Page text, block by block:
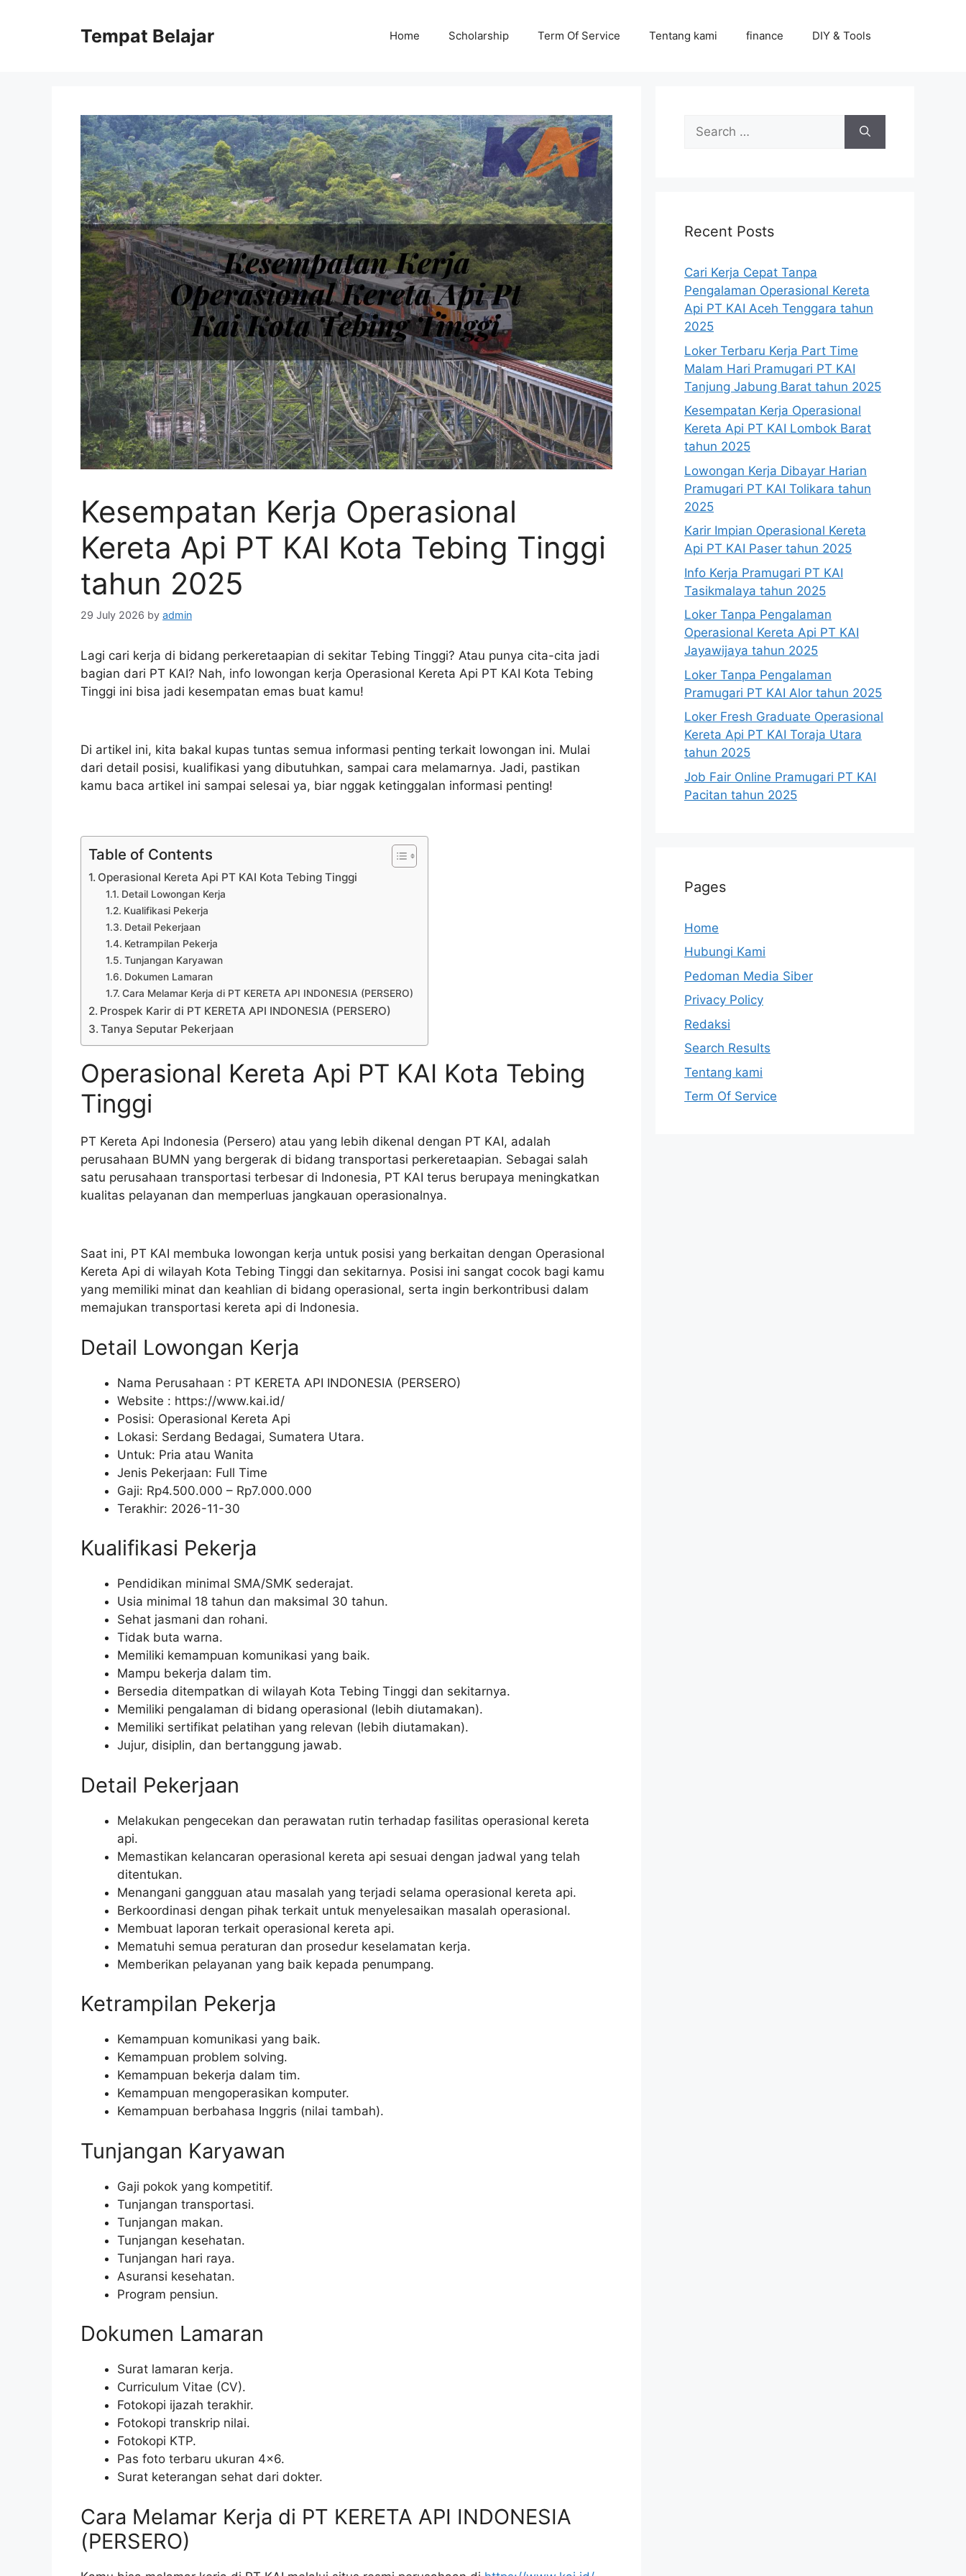
Tempat Belajar Home Scholarship Term Of Service Tentang kami finance DIY & Tools
Kesempatan Kerja Operasional
Kereta Api PT KAI Kota Tebing Tinggi
tahun 2025
29 July 2026 by admin
Lagi cari kerja di bidang perkeretaapian di sekitar Tebing Tinggi? Atau punya cita-cita jadi
bagian dari PT KAI? Nah, info lowongan kerja Operasional Kereta Api PT KAI Kota Tebing
Tinggi ini bisa jadi kesempatan emas buat kamu!
Di artikel ini, kita bakal kupas tuntas semua informasi penting terkait lowongan ini. Mulai
dari detail posisi, kualifikasi yang dibutuhkan, sampai cara melamarnya. Jadi, pastikan
kamu baca artikel ini sampai selesai ya, biar nggak ketinggalan informasi penting!
Table of Contents
Operasional Kereta Api PT KAI Kota Tebing Tinggi
Detail Lowongan Kerja
Kualifikasi Pekerja
Detail Pekerjaan
Ketrampilan Pekerja
Tunjangan Karyawan
Dokumen Lamaran
Cara Melamar Kerja di PT KERETA API INDONESIA (PERSERO)
Prospek Karir di PT KERETA API INDONESIA (PERSERO)
Tanya Seputar Pekerjaan
Operasional Kereta Api PT KAI Kota Tebing
Tinggi
PT Kereta Api Indonesia (Persero) atau yang lebih dikenal dengan PT KAI, adalah
perusahaan BUMN yang bergerak di bidang transportasi perkeretaapian. Sebagai salah
satu perusahaan transportasi terbesar di Indonesia, PT KAI terus berupaya meningkatkan
kualitas pelayanan dan memperluas jangkauan operasionalnya.
Saat ini, PT KAI membuka lowongan kerja untuk posisi yang berkaitan dengan Operasional
Kereta Api di wilayah Kota Tebing Tinggi dan sekitarnya. Posisi ini sangat cocok bagi kamu
yang memiliki minat dan keahlian di bidang operasional, serta ingin berkontribusi dalam
memajukan transportasi kereta api di Indonesia.
Detail Lowongan Kerja
Nama Perusahaan : PT KERETA API INDONESIA (PERSERO)
Website : https://www.kai.id/
Posisi: Operasional Kereta Api
Lokasi: Serdang Bedagai, Sumatera Utara.
Untuk: Pria atau Wanita
Jenis Pekerjaan: Full Time
Gaji: Rp4.500.000 – Rp7.000.000
Terakhir: 2026-11-30
Kualifikasi Pekerja
Pendidikan minimal SMA/SMK sederajat.
Usia minimal 18 tahun dan maksimal 30 tahun.
Sehat jasmani dan rohani.
Tidak buta warna.
Memiliki kemampuan komunikasi yang baik.
Mampu bekerja dalam tim.
Bersedia ditempatkan di wilayah Kota Tebing Tinggi dan sekitarnya.
Memiliki pengalaman di bidang operasional (lebih diutamakan).
Memiliki sertifikat pelatihan yang relevan (lebih diutamakan).
Jujur, disiplin, dan bertanggung jawab.
Detail Pekerjaan
Melakukan pengecekan dan perawatan rutin terhadap fasilitas operasional kereta
api.
Memastikan kelancaran operasional kereta api sesuai dengan jadwal yang telah
ditentukan.
Menangani gangguan atau masalah yang terjadi selama operasional kereta api.
Berkoordinasi dengan pihak terkait untuk menyelesaikan masalah operasional.
Membuat laporan terkait operasional kereta api.
Mematuhi semua peraturan dan prosedur keselamatan kerja.
Memberikan pelayanan yang baik kepada penumpang.
Ketrampilan Pekerja
Kemampuan komunikasi yang baik.
Kemampuan problem solving.
Kemampuan bekerja dalam tim.
Kemampuan mengoperasikan komputer.
Kemampuan berbahasa Inggris (nilai tambah).
Tunjangan Karyawan
Gaji pokok yang kompetitif.
Tunjangan transportasi.
Tunjangan makan.
Tunjangan kesehatan.
Tunjangan hari raya.
Asuransi kesehatan.
Program pensiun.
Dokumen Lamaran
Surat lamaran kerja.
Curriculum Vitae (CV).
Fotokopi ijazah terakhir.
Fotokopi transkrip nilai.
Fotokopi KTP.
Pas foto terbaru ukuran 4×6.
Surat keterangan sehat dari dokter.
Cara Melamar Kerja di PT KERETA API INDONESIA
(PERSERO)
Search
for:
Recent Posts
Cari Kerja Cepat Tanpa
Pengalaman Operasional Kereta
Api PT KAI Aceh Tenggara tahun
2025
Loker Terbaru Kerja Part Time
Malam Hari Pramugari PT KAI
Tanjung Jabung Barat tahun 2025
Kesempatan Kerja Operasional
Kereta Api PT KAI Lombok Barat
tahun 2025
Lowongan Kerja Dibayar Harian
Pramugari PT KAI Tolikara tahun
2025
Karir Impian Operasional Kereta
Api PT KAI Paser tahun 2025
Info Kerja Pramugari PT KAI
Tasikmalaya tahun 2025
Loker Tanpa Pengalaman
Operasional Kereta Api PT KAI
Jayawijaya tahun 2025
Loker Tanpa Pengalaman
Pramugari PT KAI Alor tahun 2025
Loker Fresh Graduate Operasional
Kereta Api PT KAI Toraja Utara
tahun 2025
Job Fair Online Pramugari PT KAI
Pacitan tahun 2025
Pages
Home
Hubungi Kami
Pedoman Media Siber
Privacy Policy
Redaksi
Search Results
Tentang kami
Term Of Service